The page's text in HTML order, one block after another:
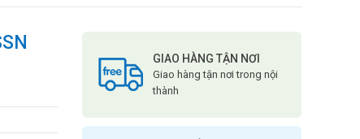
GIAO HÀNG TẬN NƠI
Giao hàng tận nơi trong nội
thành